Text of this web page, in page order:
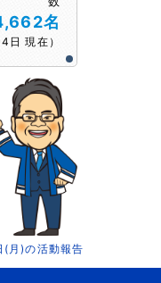
名
日 現在）
月)の活動報告